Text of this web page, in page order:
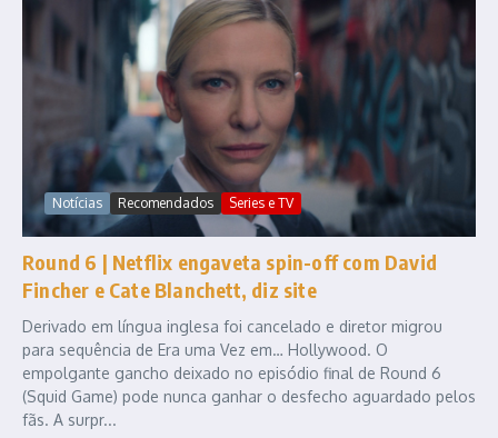
Notícias Recomendados Series e TV
Round 6 | Netflix engaveta spin-off com David
Fincher e Cate Blanchett, diz site
Derivado em língua inglesa foi cancelado e diretor migrou
para sequência de Era uma Vez em… Hollywood. O
empolgante gancho deixado no episódio final de Round 6
(Squid Game) pode nunca ganhar o desfecho aguardado pelos
fãs. A surpr...